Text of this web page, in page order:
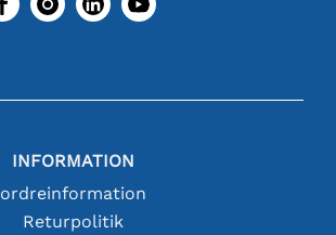
INFORMATION
ordreinformation
Returpolitik